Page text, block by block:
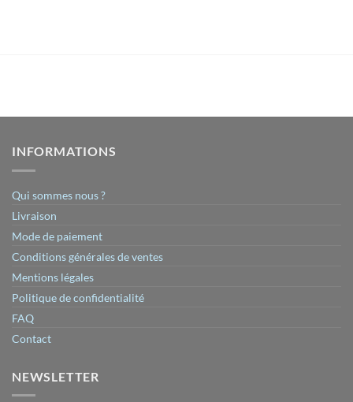
INFORMATIONS
Qui sommes nous ?
Livraison
Mode de paiement
Conditions générales de ventes
Mentions légales
Politique de confidentialité
FAQ
Contact
NEWSLETTER